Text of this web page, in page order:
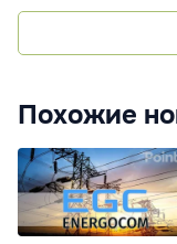
Похожие